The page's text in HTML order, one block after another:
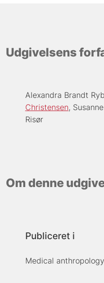
Udgivelsens
Alexandra Brandt
Christensen
Risør
Om denne
Publiceret i
Medical anthropology